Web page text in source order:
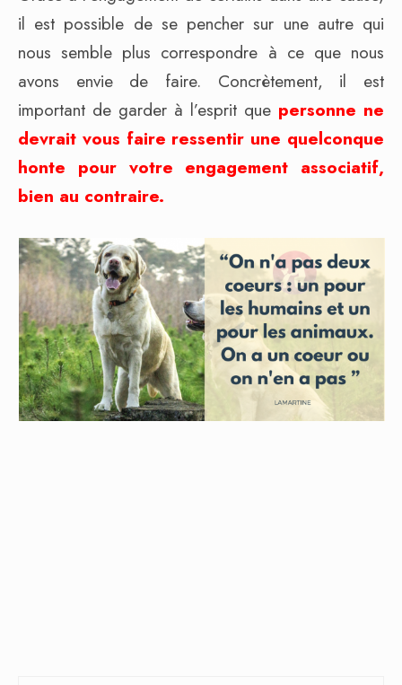
il est possible de se pencher sur une autre qui
nous semble plus correspondre à ce que nous
avons envie de faire. Concrètement, il est
important de garder à l’esprit que personne ne
devrait vous faire ressentir une quelconque
honte pour votre engagement associatif,
bien au contraire.